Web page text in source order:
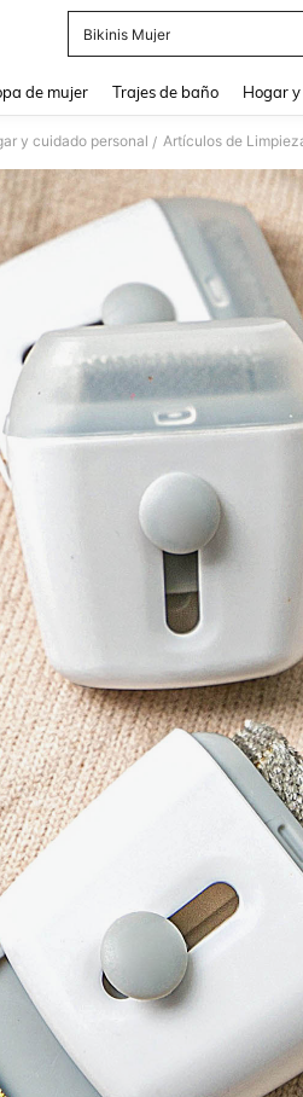
Bikinis Mujer
de mujer Trajes de baño Hogar
y cuidado personal / Artículos de